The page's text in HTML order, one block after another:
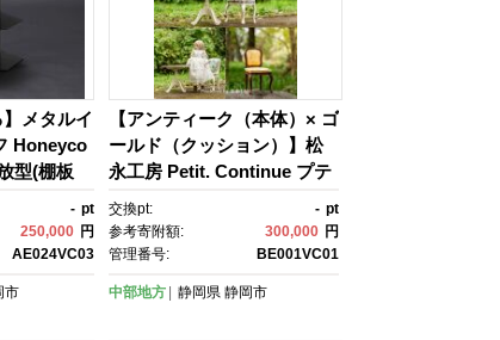
】メタルイ
Honeyco
型(棚板
- pt
250,000 円
AE024VC03
市
【アンティーク（本体）× ゴ
ールド（クッション）】松
永工房 Petit. Continue プテ
ィ・チェア ミニチュア家
具 1／3家具 ドール家具 ドー
ル 40～60センチ対応 イン
製 椅子 チェア ねこ脚 プテ
交換pt: - pt
参考寄附額:
300,000 円
管理番号:
BE001VC01
中部地方 静岡県 静岡市